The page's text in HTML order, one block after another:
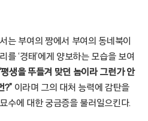
는 부여의 짱에서 부여의 동네북이
를 ‘경태’에게 양보하는 모습을 보여
평생을 뚜들겨 맞던 놈이라 그런가 안
?” 이라며 그의 대처 능력에 감탄을
수에 대한 궁금증을 불러일으킨다.